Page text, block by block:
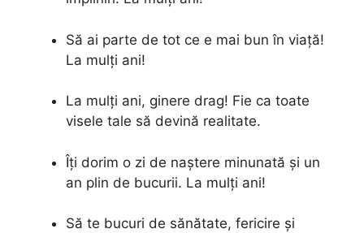
Să ai parte de tot ce e mai bun în viață!
La mulți ani!
La mulți ani, ginere drag! Fie ca toate
visele tale să devină realitate.
Îți dorim o zi de naștere minunată și un
an plin de bucurii. La mulți ani!
Să te bucuri de sănătate, fericire și